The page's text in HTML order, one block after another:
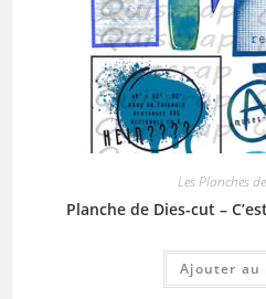
Les Planches
Planche de Dies-cut –
Ajouter au